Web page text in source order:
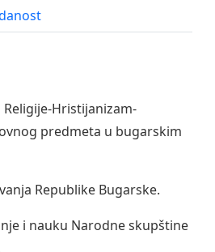
Hristijanizam-
predmeta u bugarskim
Republike Bugarske.
i nauku Narodne skupštine